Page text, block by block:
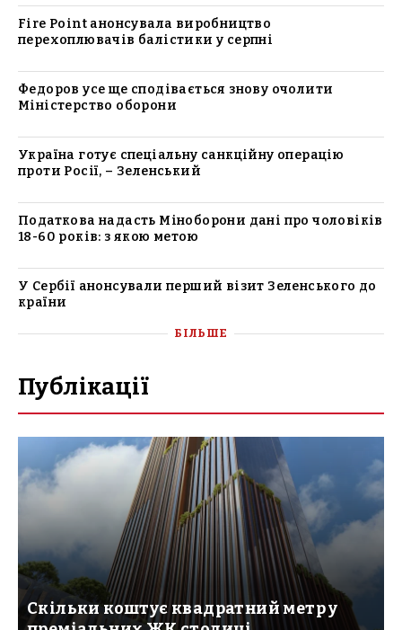
Fire Point анонсувала виробництво
перехоплювачів балістики у серпні
Федоров усе ще сподівається знову очолити
Міністерство оборони
Україна готує спеціальну санкційну операцію
проти Росії, – Зеленський
Податкова надасть Міноборони дані про чоловіків
18-60 років: з якою метою
У Сербії анонсували перший візит Зеленського до
країни
БІЛЬШЕ
Публікації
Скільки коштує квадратний метр у